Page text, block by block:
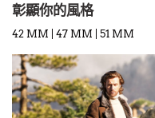
彰顯你的風格
42 MM | 47 MM | 51 MM